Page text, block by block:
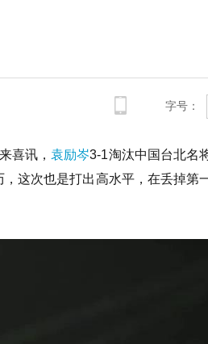
字号：
喜讯， 袁励岑3-1淘汰中国台北名
这次也是打出高水平，在丢掉第